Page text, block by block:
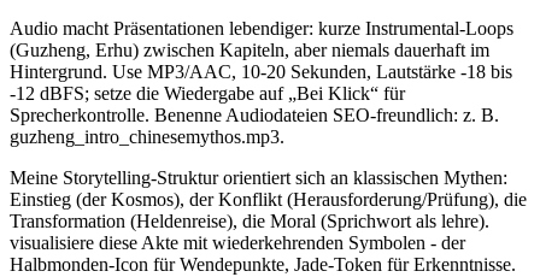
Audio‍ macht Präsentationen lebendiger: kurze Instrumental-Loops
(Guzheng, Erhu) zwischen Kapiteln, ⁢aber niemals dauerhaft im
Hintergrund.⁣ Use⁢ MP3/AAC, 10-20 Sekunden, Lautstärke -18 bis‍
-12 ⁢dBFS; ⁣setze die ⁢Wiedergabe auf „Bei Klick“ für
Sprecherkontrolle.⁢ Benenne Audiodateien SEO-freundlich: z. B.​
guzheng_intro_chinesemythos.mp3.
Meine Storytelling-Struktur ⁣orientiert sich an klassischen Mythen:⁤
Einstieg ⁣(der⁤ Kosmos),⁤ der Konflikt (Herausforderung/Prüfung), die
Transformation (Heldenreise), die Moral​ (Sprichwort als ‍lehre).
visualisiere diese⁤ Akte mit wiederkehrenden Symbolen -⁤ der
Halbmonden-Icon für Wendepunkte, Jade-Token⁢ für Erkenntnisse.